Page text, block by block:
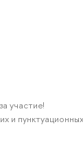
участие!
и